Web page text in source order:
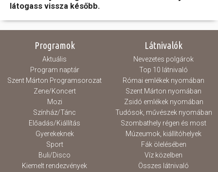
látogass vissza később.
Programok
Aktuális
Program naptár
Szent Márton Programsorozat
Zene/Koncert
Mozi
Színház/Tánc
Előadás/Kiállítás
Gyerekeknek
Sport
Buli/Disco
Kiemelt rendezvények
Látnivalók
Nevezetes polgárok
Top 10 látnivaló
Római emlékek nyomában
Szent Márton nyomában
Zsidó emlékek nyomában
Tudósok, művészek nyomában
Szombathely régen és most
Múzeumok, kiállítóhelyek
Fák ölelésében
Víz közelben
Összes látnivaló